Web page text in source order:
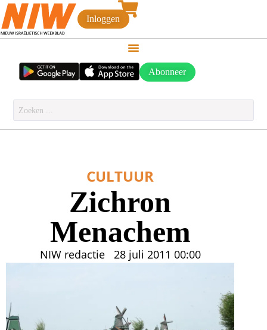
Inloggen
Abonneer
CULTUUR
Zichron
Menachem
NIW redactie 28 juli 2011 00:00